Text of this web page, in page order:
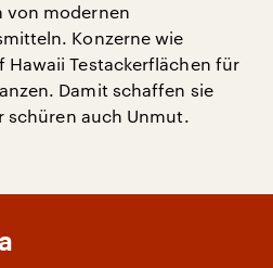
von modernen
Konzerne wie
Hawaii Testackerflächen für
Damit schaffen sie
schüren auch Unmut.